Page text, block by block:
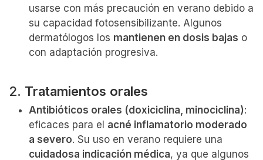
usarse con más precaución en verano debido a
su capacidad fotosensibilizante. Algunos
dermatólogos los mantienen en dosis bajas o
con adaptación progresiva.
2. Tratamientos orales
Antibióticos orales (doxiciclina, minociclina):
eficaces para el acné inflamatorio moderado
a severo. Su uso en verano requiere una
cuidadosa indicación médica, ya que algunos